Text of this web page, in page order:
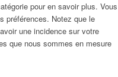
pour en savoir plus. Vous
préférences. Notez que le
une incidence sur votre
que nous sommes en mesure